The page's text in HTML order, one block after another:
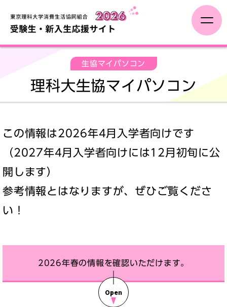
入学が決まったら
生協マイパソコン
生協マイパソコン
理科大生協マイパソコン
この情報は2026年4月入学者向けです
（2027年4月入学者向けには12月初旬に公
開します）
参考情報とはなりますが、ぜひご覧くださ
い！
2026年春の情報を確認いただけます。